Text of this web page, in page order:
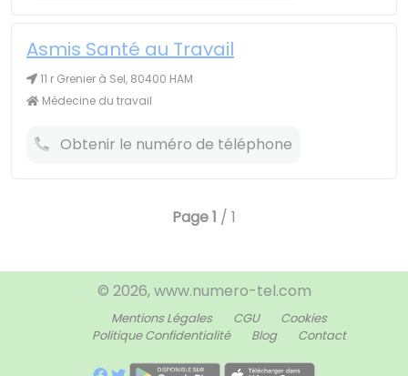
Asmis Santé au Travail
11 r Grenier à Sel, 80400 HAM
Médecine du travail
Obtenir le numéro de téléphone
Page1 / 1
© 2026, www.numero-tel.com
Mentions Légales CGU
Cookies
Politique Confidentialité
Blog Contact